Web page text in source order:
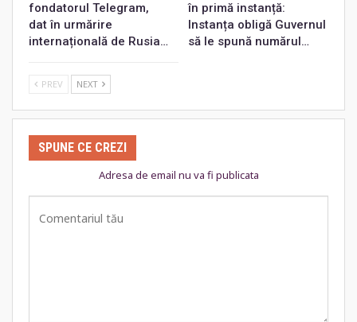
fondatorul Telegram,
dat în urmărire
internațională de Rusia…
în primă instanță:
Instanța obligă Guvernul
să le spună numărul…
PREV NEXT
SPUNE CE CREZI
Adresa de email nu va fi publicata